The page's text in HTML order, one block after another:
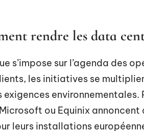
rendre les data
s’impose sur l’agenda des
les initiatives se
environnementales.
ou Equinix annoncent
leurs installations